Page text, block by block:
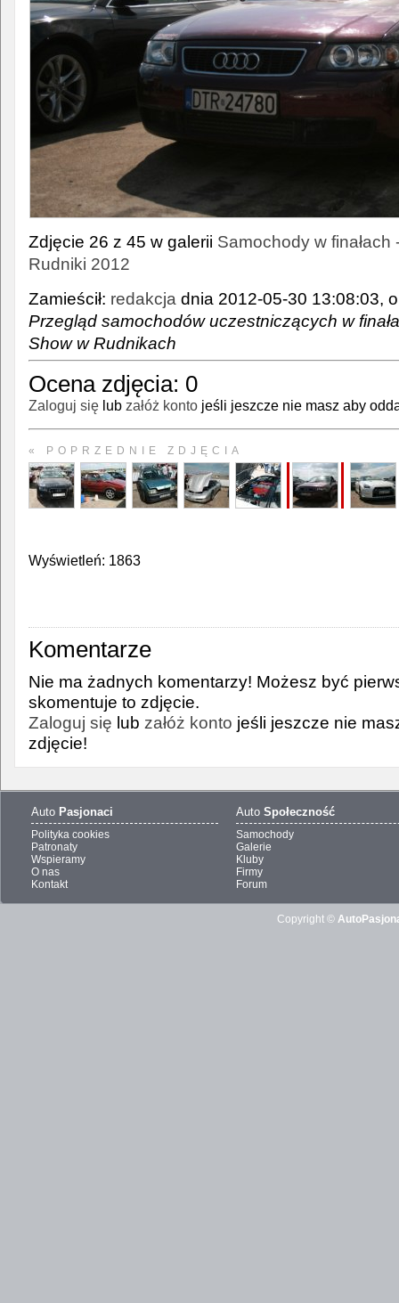
Zdjęcie 26 z 45 w galerii Samochody w
Rudniki 2012
Zamieścił: redakcja dnia 2012-05-30 13:08:03,
Przegląd samochodów uczestniczących w
Show w Rudnikach
Ocena zdjęcia: 0
Zaloguj się lub załóż konto jeśli jeszcze nie masz aby
« POPRZEDNIE ZDJĘCIA
Wyświetleń: 1863
Komentarze
Nie ma żadnych komentarzy! Możesz być
skomentuje to zdjęcie.
Zaloguj się lub załóż konto jeśli jeszcze nie
zdjęcie!
Auto Pasjonaci
Polityka cookies
Patronaty
Wspieramy
O nas
Kontakt
Auto Społeczność
Samochody
Galerie
Kluby
Firmy
Forum
Copyright ©